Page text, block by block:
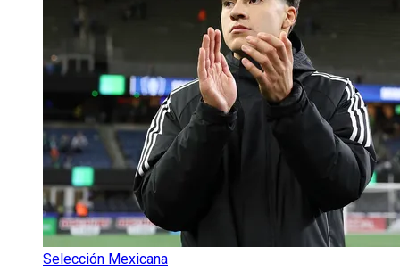
Selección Mexicana